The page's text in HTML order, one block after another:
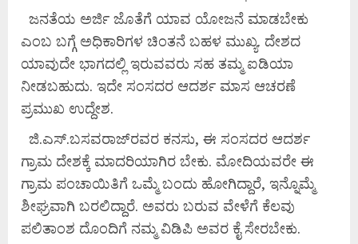
ಜನತೆಯ ಅರ್ಜಿ ಜೊತೆಗೆ ಯಾವ ಯೋಜನೆ ಮಾಡಬೇಕು
ಎಂಬ ಬಗ್ಗೆ ಅಧಿಕಾರಿಗಳ ಚಿಂತನೆ ಬಹಳ ಮುಖ್ಯ. ದೇಶದ
ಯಾವುದೇ ಭಾಗದಲ್ಲಿ ಇರುವವರು ಸಹ ತಮ್ಮ ಐಡಿಯಾ
ನೀಡಬಹುದು. ಇದೇ ಸಂಸದರ ಆದರ್ಶ ಮಾಸ ಆಚರಣೆ
ಪ್ರಮುಖ ಉದ್ದೇಶ.
ಜಿ.ಎಸ್.ಬಸವರಾಜ್‌ರವರ ಕನಸು, ಈ ಸಂಸದರ ಆದರ್ಶ
ಗ್ರಾಮ ದೇಶಕ್ಕೆ ಮಾದರಿಯಾಗಿರ ಬೇಕು. ಮೋದಿಯವರೇ ಈ
ಗ್ರಾಮ ಪಂಚಾಯಿತಿಗೆ ಒಮ್ಮೆ ಬಂದು ಹೋಗಿದ್ದಾರೆ, ಇನ್ನೊಮ್ಮೆ
ಶೀಘ್ರವಾಗಿ ಬರಲಿದ್ದಾರೆ. ಅವರು ಬರುವ ವೇಳೆಗೆ ಕೆಲವು
ಪಲಿತಾಂಶ ದೊಂದಿಗೆ ನಮ್ಮ ವಿಡಿಪಿ ಅವರ ಕೈ ಸೇರಬೇಕು.